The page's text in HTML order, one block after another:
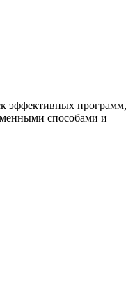
эффективных программ,
способами и